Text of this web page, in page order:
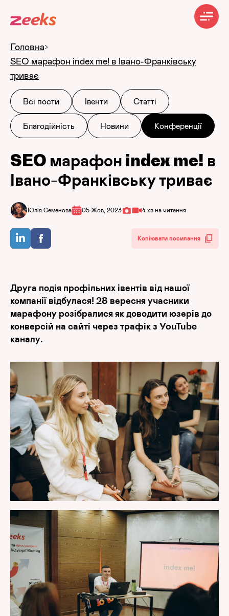
Головна
SEO марафон index me! в Івано-Франківську
триває
Всі пости Івенти Статті
Благодійність Новини Конференції
SEO марафон index me! в
Івано-Франківську триває
Юлія Семенова 05 Жов, 2023 4 хв на читання
Копіювати посилання
Друга подія профільних івентів від нашої
компанії відбулася! 28 вересня учасники
марафону розібралися як доводити юзерів до
конверсій на сайті через трафік з YouTube
каналу.